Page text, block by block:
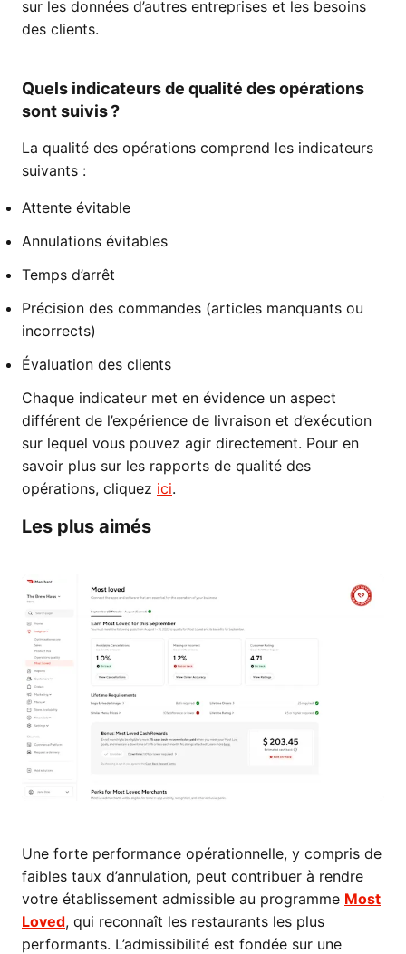
sur les données d’autres entreprises et les besoins
des clients.
Quels indicateurs de qualité des opérations
sont suivis ?
La qualité des opérations comprend les indicateurs
suivants :
Attente évitable
Annulations évitables
Temps d’arrêt
Précision des commandes (articles manquants ou
incorrects)
Évaluation des clients
Chaque indicateur met en évidence un aspect
différent de l’expérience de livraison et d’exécution
sur lequel vous pouvez agir directement. Pour en
savoir plus sur les rapports de qualité des
opérations, cliquez ici.
Les plus aimés
Une forte performance opérationnelle, y compris de
faibles taux d’annulation, peut contribuer à rendre
votre établissement admissible au programme Most
Loved, qui reconnaît les restaurants les plus
performants. L’admissibilité est fondée sur une